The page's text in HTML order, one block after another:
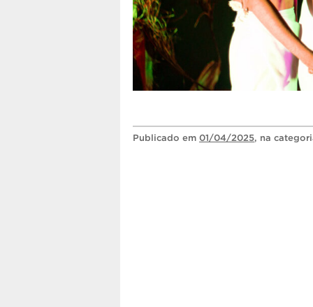
Publicado em 01/04/2025, na